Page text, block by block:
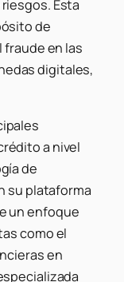
Esta
de
en las
digitales,
a nivel
de
su plataforma
un enfoque
como el
en